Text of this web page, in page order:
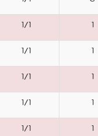
1/1 1
1/1 1
1/1 1
1/1 1
1/1 1